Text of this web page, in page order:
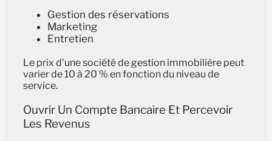
Gestion des réservations
Marketing
Entretien
Le prix d'une société de gestion immobilière peut
varier de 10 à 20 % en fonction du niveau de
service.
Ouvrir Un Compte Bancaire Et Percevoir
Les Revenus